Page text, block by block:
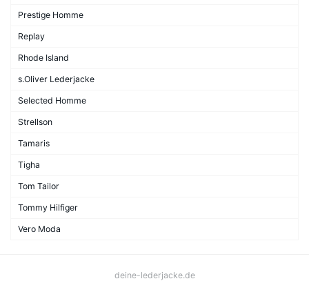
Prestige Homme
Replay
Rhode Island
s.Oliver Lederjacke
Selected Homme
Strellson
Tamaris
Tigha
Tom Tailor
Tommy Hilfiger
Vero Moda
deine-lederjacke.de